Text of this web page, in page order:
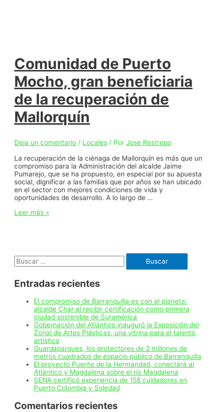
Comunidad de Puerto
Mocho, gran beneficiaria
de la recuperación de
Mallorquín
Deja un comentario / Locales / PorJose Restrepo
La recuperación de la ciénaga de Mallorquín es más que un
compromiso para la Administración del alcalde Jaime
Pumarejo, que se ha propuesto, en especial por su apuesta
social, dignificar a las familias que por años se han ubicado
en el sector con mejores condiciones de vida y
oportunidades de desarrollo. A lo largo de …
Comunidad
de
la
de
Leer más »
Buscar:
Entradas recientes
El compromiso de Barranquilla es con el planeta:
alcalde Char al recibir certificación como primera
ciudad sostenible de Suramérica
Gobernación del Atlántico inauguró la Exposición del
Zonal de Artes Plásticas, una vitrina para el talento
artístico
Guardaparques, los protectores de 2 millones de
metros cuadrados de espacio público de Barranquilla
El proyecto Puente de la Hermandad, conectará al
Atlántico y Magdalena sobre el río Magdalena
SENA certificó experiencia de 158 cuidadores en
Puerto Colombia y Soledad
Comentarios recientes